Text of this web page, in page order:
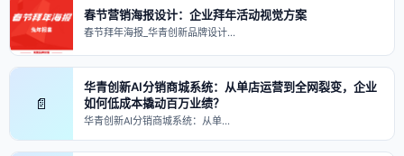
春节营销海报设计：企业拜年活动视觉方案
春节拜年海报_华青创新品牌设计…
📄
华青创新AI分销商城系统：从单店运营到全网裂变，企业
如何低成本撬动百万业绩？
华青创新AI分销商城系统：从单…